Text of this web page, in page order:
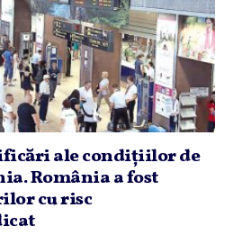
ale condiţiilor de
România a fost
cu risc